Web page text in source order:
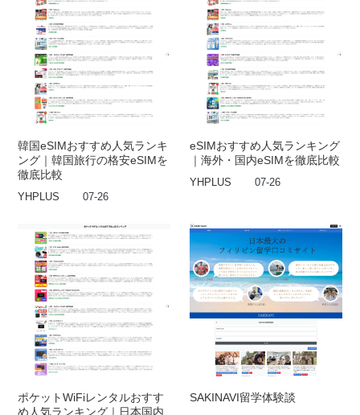
韓国eSIMおすすめ人気ランキ
ング｜韓国旅行の格安eSIMを
徹底比較
YHPLUS 07-26
eSIMおすすめ人気ランキング
｜海外・国内eSIMを徹底比較
YHPLUS 07-26
ポケットWiFiレンタルおすす
め人気ランキング｜日本国内
SAKINAVI留学体験談